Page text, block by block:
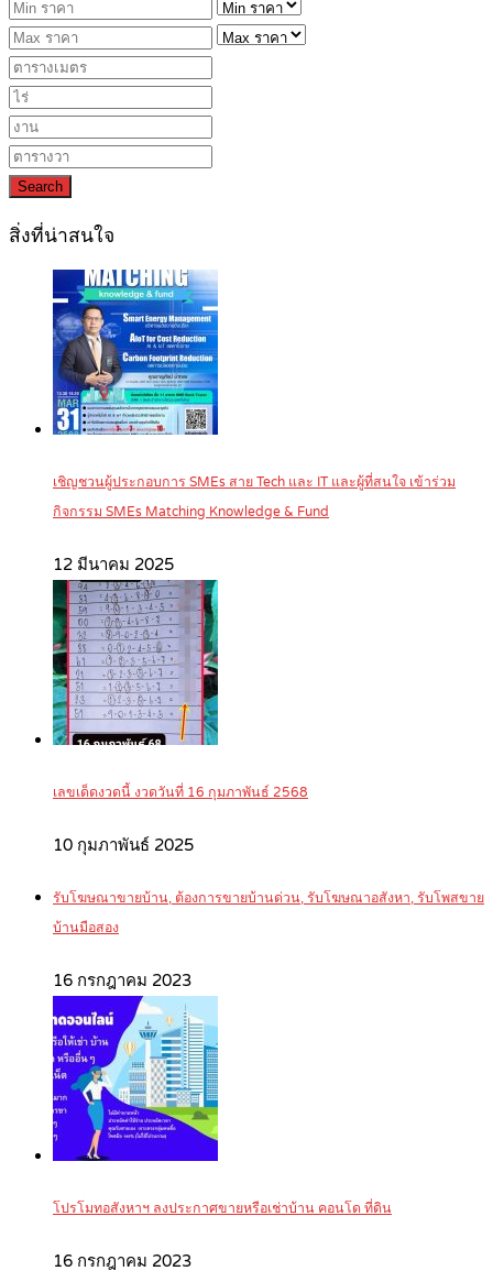
Search
สิ่งที่น่าสนใจ
เชิญชวนผู้ประกอบการ SMEs สาย Tech และ IT และผู้ที่สนใจ เข้าร่วม
กิจกรรม SMEs Matching Knowledge & Fund
12 มีนาคม 2025
เลขเด็ดงวดนี้ งวดวันที่ 16 กุมภาพันธ์ 2568
10 กุมภาพันธ์ 2025
รับโฆษณาขายบ้าน, ต้องการขายบ้านด่วน, รับโฆษณาอสังหา, รับโพสขาย
บ้านมือสอง
16 กรกฎาคม 2023
โปรโมทอสังหาฯ ลงประกาศขายหรือเช่าบ้าน คอนโด ที่ดิน
16 กรกฎาคม 2023